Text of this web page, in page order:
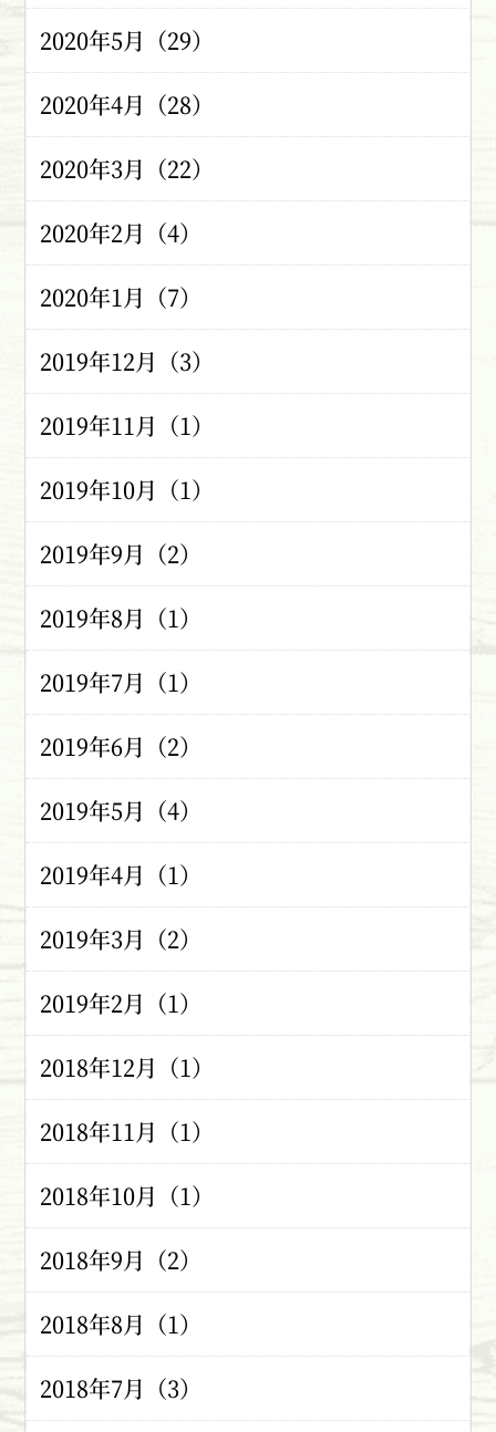
2020年5月（29）
2020年4月（28）
2020年3月（22）
2020年2月（4）
2020年1月（7）
2019年12月（3）
2019年11月（1）
2019年10月（1）
2019年9月（2）
2019年8月（1）
2019年7月（1）
2019年6月（2）
2019年5月（4）
2019年4月（1）
2019年3月（2）
2019年2月（1）
2018年12月（1）
2018年11月（1）
2018年10月（1）
2018年9月（2）
2018年8月（1）
2018年7月（3）